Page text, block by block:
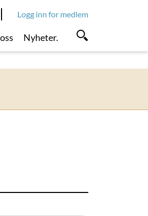
Logg inn for medlem
Nyheter.